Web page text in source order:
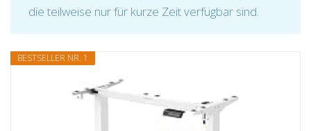
die teilweise nur für kurze Zeit verfügbar sind.
BESTSELLER NR. 1